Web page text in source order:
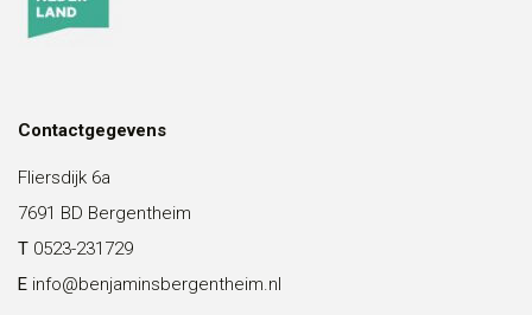
Contactgegevens
Fliersdijk 6a
7691 BD Bergentheim
T 0523-231729
E info@benjaminsbergentheim.nl